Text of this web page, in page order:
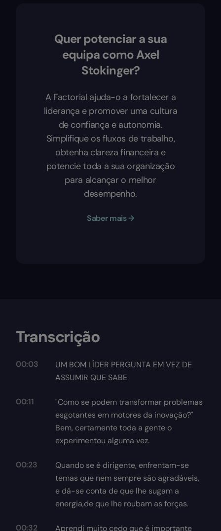
Quer potenciar a sua
equipa como Axel
Stokinger?
A Factorial ajuda-o a fortalecer a
liderança e promover uma cultura
de confiança e autonomia.
Simplifique os fluxos de trabalho,
obtenha clareza financeira e
potencie toda a sua organização
para alcançar o melhor
desempenho.
Saber mais →
Transcrição
00:03
UM BOM LÍDER PERGUNTA EM VEZ DE
ASSUMIR QUE SABE
00:11
"Como se podem transformar problemas
esgotantes em motores da inovação?"
Bem, certamente toda a gente o
experimentou alguma vez.
00:23
Quando se é dirigente, enfrentam-se
temas que nem sempre são agradáveis,
e dá-se conta de que lhe sugam a
energia,de que lhe roubam as forças.
00:32
Aprendi muito cedo que é importante